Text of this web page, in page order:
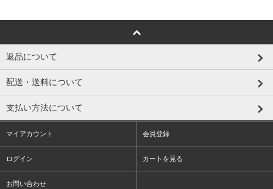
返品について
配送・送料について
支払い方法について
マイアカウント 会員登録
ログイン カートを見る
お問い合わせ